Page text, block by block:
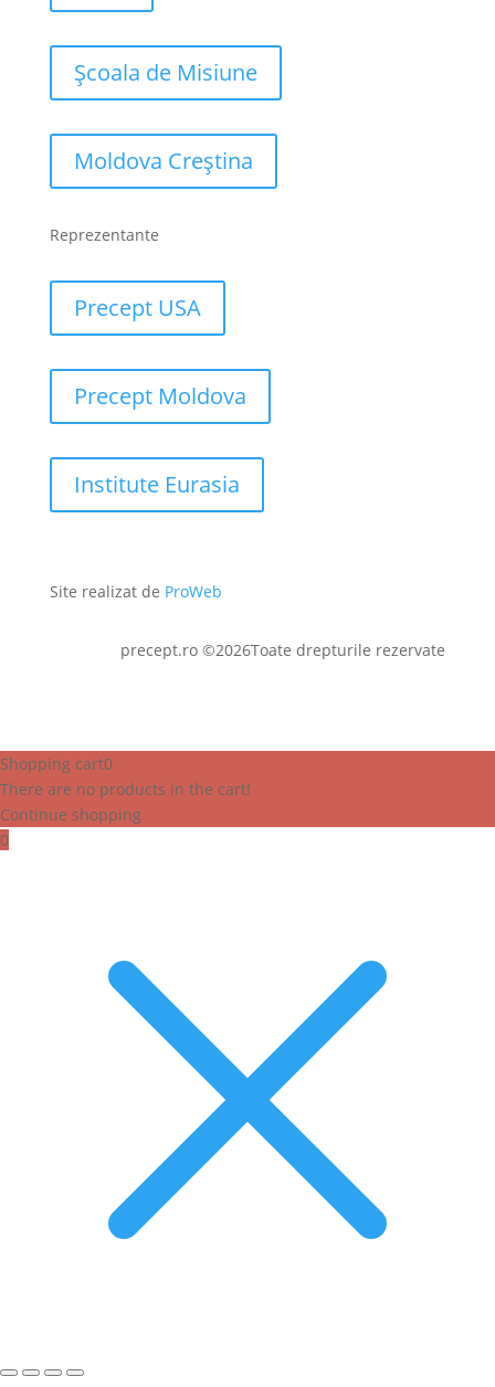
Școala de Misiune
Moldova Creștina
Reprezentante
Precept USA
Precept Moldova
Institute Eurasia
Site realizat de ProWeb
precept.ro ©2026Toate drepturile rezervate
Shopping cart0
There are no products in the cart!
Continue shopping
0